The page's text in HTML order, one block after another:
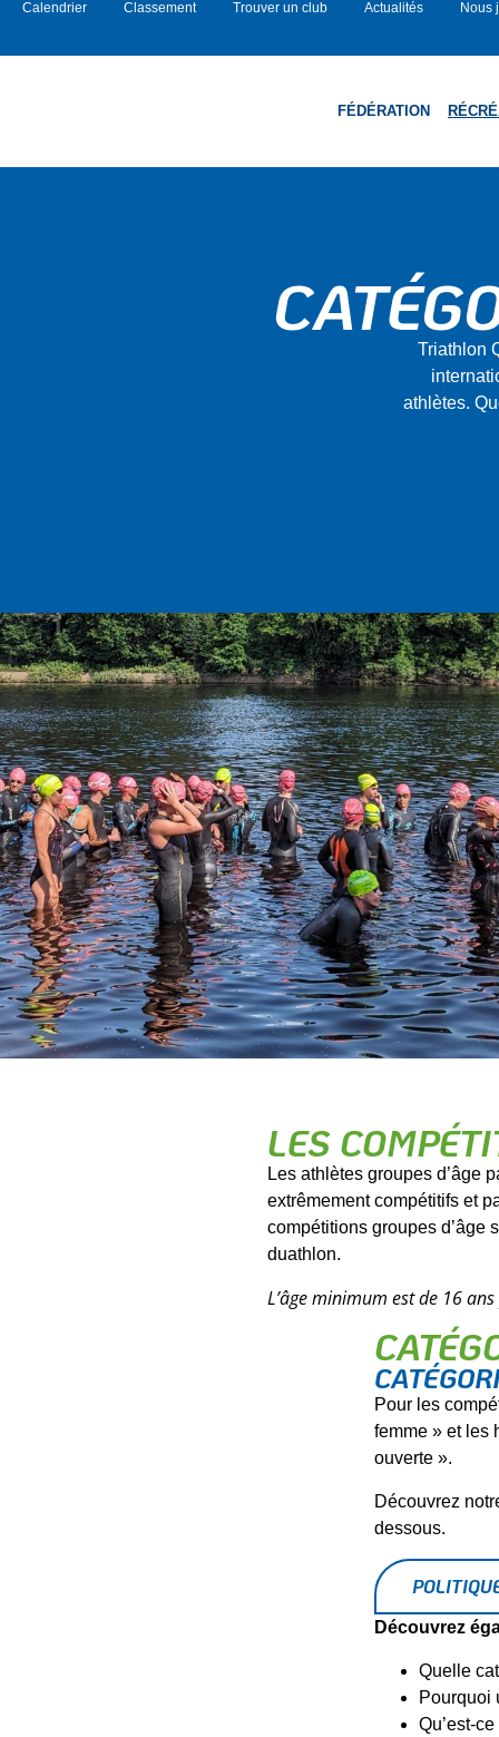
Calendrier Classement Trouver un club Actualités Nous
FÉDÉRATION
Triathlon
athlètes.
LES
Les athlètes groupes d’âge
extrêmement compétitifs et
compétitions groupes d’âge
duathlon.
L’âge minimum est de 16
Pour les
femme » et les
ouverte ».
Découvrez
dessous.
Découvrez
Quelle
Pourquoi
Qu’est-